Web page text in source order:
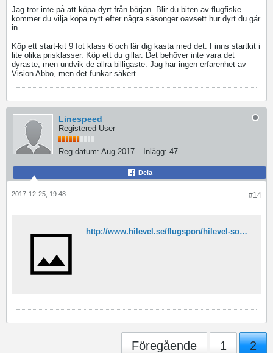
Jag tror inte på att köpa dyrt från början. Blir du biten av flugfiske
kommer du vilja köpa nytt efter några säsonger oavsett hur dyrt du går
in.
Köp ett start-kit 9 fot klass 6 och lär dig kasta med det. Finns startkit i
lite olika prisklasser. Köp ett du gillar. Det behöver inte vara det
dyraste, men undvik de allra billigaste. Jag har ingen erfarenhet av
Vision Abbo, men det funkar säkert.
Linespeed
Registered User
Reg.datum: Aug 2017 Inlägg: 47
Dela
#14
2017-12-25, 19:48
http://www.hilevel.se/flugspon/hilevel-soul-river/hilevel-soul-river-flugspo.html
Föregående 1 2